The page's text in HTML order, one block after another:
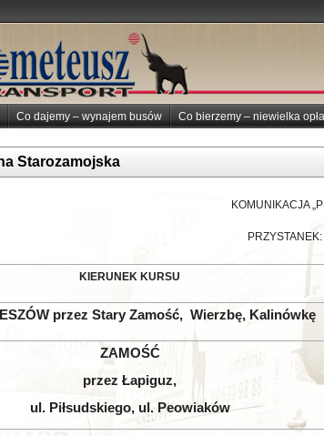
Co dajemy – wynajem busów Co bierzemy – niewielka
Starozamojska
KOMUNIKACJA
KIERUNEK KURSU
przez Stary Zamość, Wierzbę, Kalinówkę
ZAMOŚĆ
przez Łapiguz,
ul. Piłsudskiego, ul. Peowiaków